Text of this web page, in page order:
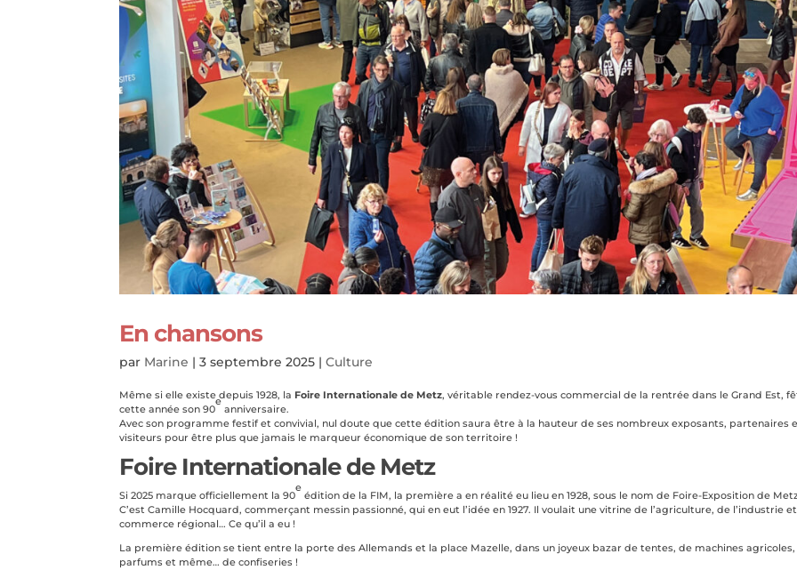
En chansons
par Marine |3 septembre 2025 |Culture
Même si elle existe depuis 1928, la Foire Internationale de Metz, véritable rendez-vous commercial de la rentrée dans le Grand Est,
cette année son 90
e
anniversaire.
Avec son programme festif et convivial, nul doute que cette édition saura être à la hauteur de ses nombreux exposants, partenaires
visiteurs pour être plus que jamais le marqueur économique de son territoire !
Foire Internationale de Metz
Si 2025 marque officiellement la 90
e
édition de la FIM, la première a en réalité eu lieu en 1928, sous le nom de Foire-Exposition de
C’est Camille Hocquard, commerçant messin passionné, qui en eut l’idée en 1927. Il voulait une vitrine de l’agriculture, de l’industrie
commerce régional… Ce qu’il a eu !
La première édition se tient entre la porte des Allemands et la place Mazelle, dans un joyeux bazar de tentes, de machines
parfums et même… de confiseries !